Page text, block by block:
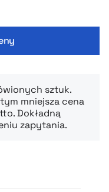
sztuk.
mniejsza cena
Dokładną
zapytania.